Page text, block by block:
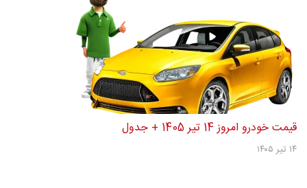
قیمت خودرو امروز 14 تیر 1405 + جدول
۱۴ تیر ۱۴۰۵